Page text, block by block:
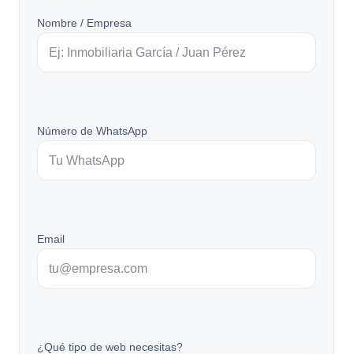
Nombre / Empresa
Número de WhatsApp
Email
¿Qué tipo de web necesitas?